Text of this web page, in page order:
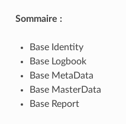
Sommaire :
Base Identity
Base Logbook
Base MetaData
Base MasterData
Base Report